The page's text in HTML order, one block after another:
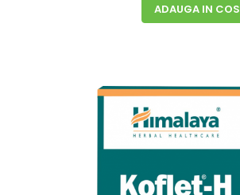
ADAUGA IN COS